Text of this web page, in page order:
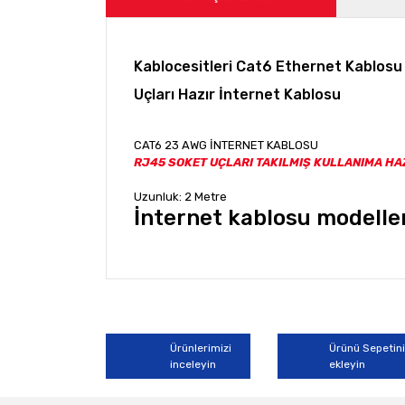
Kablocesitleri Cat6 Ethernet Kablosu
Uçları Hazır İnternet Kablosu
CAT6 23 AWG İNTERNET KABLOSU
RJ45 SOKET UÇLARI TAKILMIŞ KULLANIMA
Uzunluk: 2 Metre
İnternet kablosu
Bu ürünün fiyat bilgisi, resim, ürün
Ürün resmi kalitesiz, bozuk veya
Ürün açıklamasında eksik bilgiler bulunuyor.
Ürünlerimizi
inceleyin
Ürünü
ekleyin